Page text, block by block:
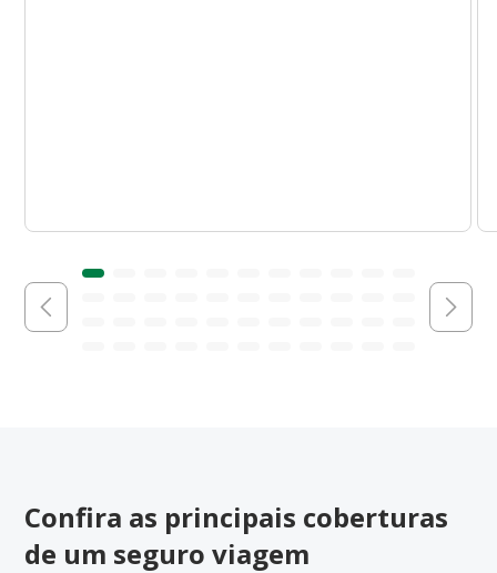
Confira as principais coberturas
de um seguro viagem